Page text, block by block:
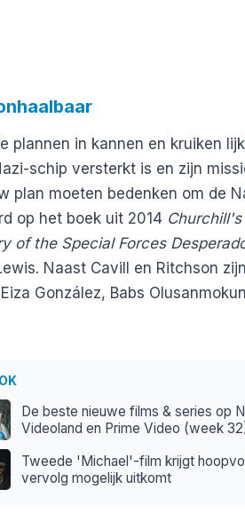
plannen in kannen en kruiken
schip versterkt is en zijn
plan moeten bedenken om de
op het boek uit 2014
of the Special Forces
Naast Cavill en Ritchson
González, Babs
De beste nieuwe films & series op
Videoland en Prime Video (week
Tweede 'Michael'-film krijgt
vervolg mogelijk uitkomt